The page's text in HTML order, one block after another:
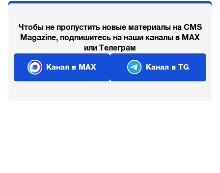
Чтобы не пропустить новые материалы на CMS
Magazine, подпишитесь на наши каналы в MAX
или Телеграм
Канал в MAX Канал в TG